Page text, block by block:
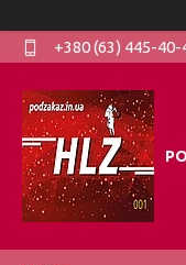
+380 (63) 445-40-